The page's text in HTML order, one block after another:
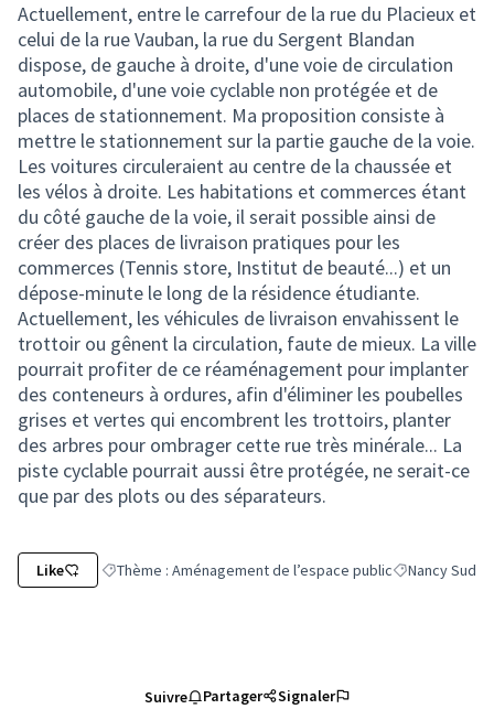
Actuellement, entre le carrefour de la rue du Placieux et
celui de la rue Vauban, la rue du Sergent Blandan
dispose, de gauche à droite, d'une voie de circulation
automobile, d'une voie cyclable non protégée et de
places de stationnement. Ma proposition consiste à
mettre le stationnement sur la partie gauche de la voie.
Les voitures circuleraient au centre de la chaussée et
les vélos à droite. Les habitations et commerces étant
du côté gauche de la voie, il serait possible ainsi de
créer des places de livraison pratiques pour les
commerces (Tennis store, Institut de beauté...) et un
dépose-minute le long de la résidence étudiante.
Actuellement, les véhicules de livraison envahissent le
trottoir ou gênent la circulation, faute de mieux. La ville
pourrait profiter de ce réaménagement pour implanter
des conteneurs à ordures, afin d'éliminer les poubelles
grises et vertes qui encombrent les trottoirs, planter
des arbres pour ombrager cette rue très minérale... La
piste cyclable pourrait aussi être protégée, ne serait-ce
que par des plots ou des séparateurs.
Like Filtrer les résultats de la catégorie : Thème :
Thème : Aménagement de l’espace publicFiltrer les
Nancy Sud
Suivre Partager Signaler